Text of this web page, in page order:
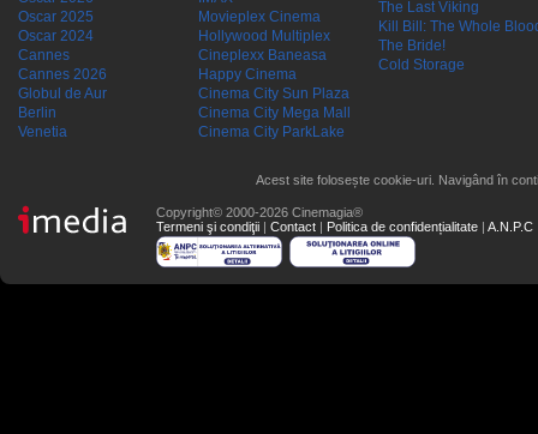
Oscar 2025
Oscar 2024
Cannes
Cannes 2026
Globul de Aur
Berlin
Venetia
Movieplex Cinema
Hollywood Multiplex
Cineplexx Baneasa
Happy Cinema
Cinema City Sun Plaza
Cinema City Mega Mall
Cinema City ParkLake
The Last Viking
Kill Bill: The Whole
The Bride!
Cold Storage
Acest site folosește cookie-uri. Navigând în
Copyright© 2000-2026 Cinemagia®
Termeni şi condiţii | Contact | Politica de confidențialitate | A.N.P.C